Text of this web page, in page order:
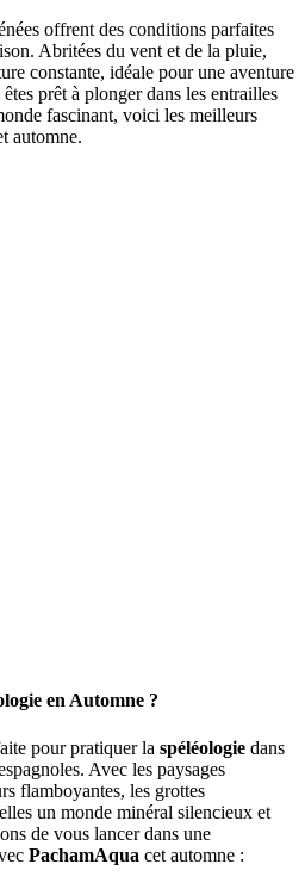
offrent des conditions parfaites
Abritées du vent et de la pluie,
constante, idéale pour une aventure
prêt à plonger dans les entrailles
fascinant, voici les meilleurs
automne.
en Automne ?
pour pratiquer la spéléologie dans
Avec les paysages
flamboyantes, les grottes
un monde minéral silencieux et
de vous lancer dans une
PachamAqua cet automne :